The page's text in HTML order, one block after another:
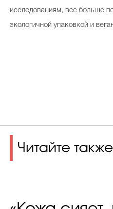
исследованиям, все больше
экологичной упаковкой и
Читайте также